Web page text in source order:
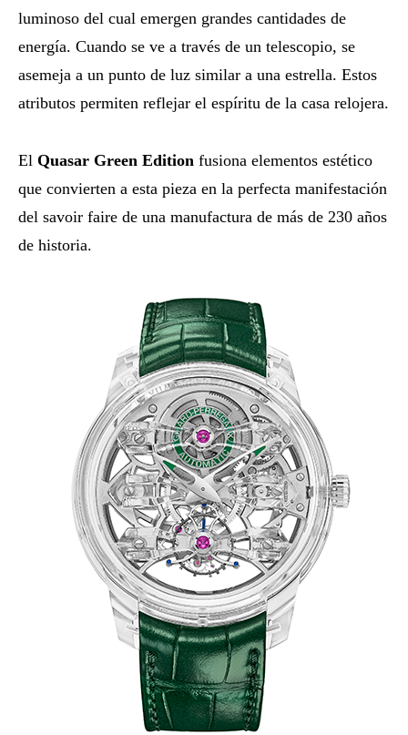
luminoso del cual emergen grandes cantidades de
energía. Cuando se ve a través de un telescopio, se
asemeja a un punto de luz similar a una estrella. Estos
atributos permiten reflejar el espíritu de la casa relojera.
El Quasar Green Edition fusiona elementos estético
que convierten a esta pieza en la perfecta manifestación
del savoir faire de una manufactura de más de 230 años
de historia.